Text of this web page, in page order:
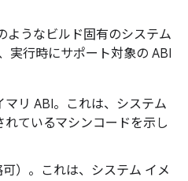
ようなビルド固有のシステム
実行時にサポート対象の ABI
リ ABI。これは、システム
ているマシンコードを示し
）。これは、システム イメ